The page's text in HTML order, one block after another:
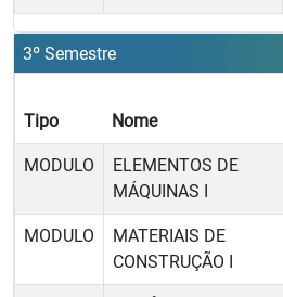
3º Semestre
Tipo Nome
MODULO
ELEMENTOS DE
MÁQUINAS I
MODULO
MATERIAIS DE
CONSTRUÇÃO I